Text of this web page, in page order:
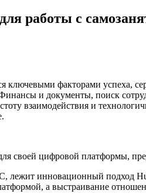
работы с
ключевыми факторами успеха,
и документы, поиск
взаимодействия и
своей цифровой платформы,
лежит инновационный подход
а выстраивание